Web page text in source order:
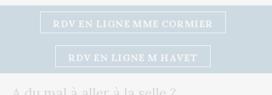
RDV EN LIGNE MME CORMIER
RDV EN LIGNE M HAVET